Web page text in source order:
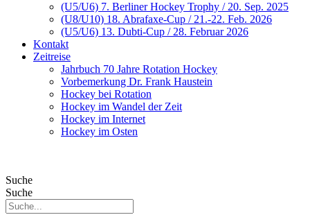
(U5/U6) 7. Berliner Hockey Trophy / 20. Sep. 2025
(U8/U10) 18. Abrafaxe-Cup / 21.-22. Feb. 2026
(U5/U6) 13. Dubti-Cup / 28. Februar 2026
Kontakt
Zeitreise
Jahrbuch 70 Jahre Rotation Hockey
Vorbemerkung Dr. Frank Haustein
Hockey bei Rotation
Hockey im Wandel der Zeit
Hockey im Internet
Hockey im Osten
Suche
Suche